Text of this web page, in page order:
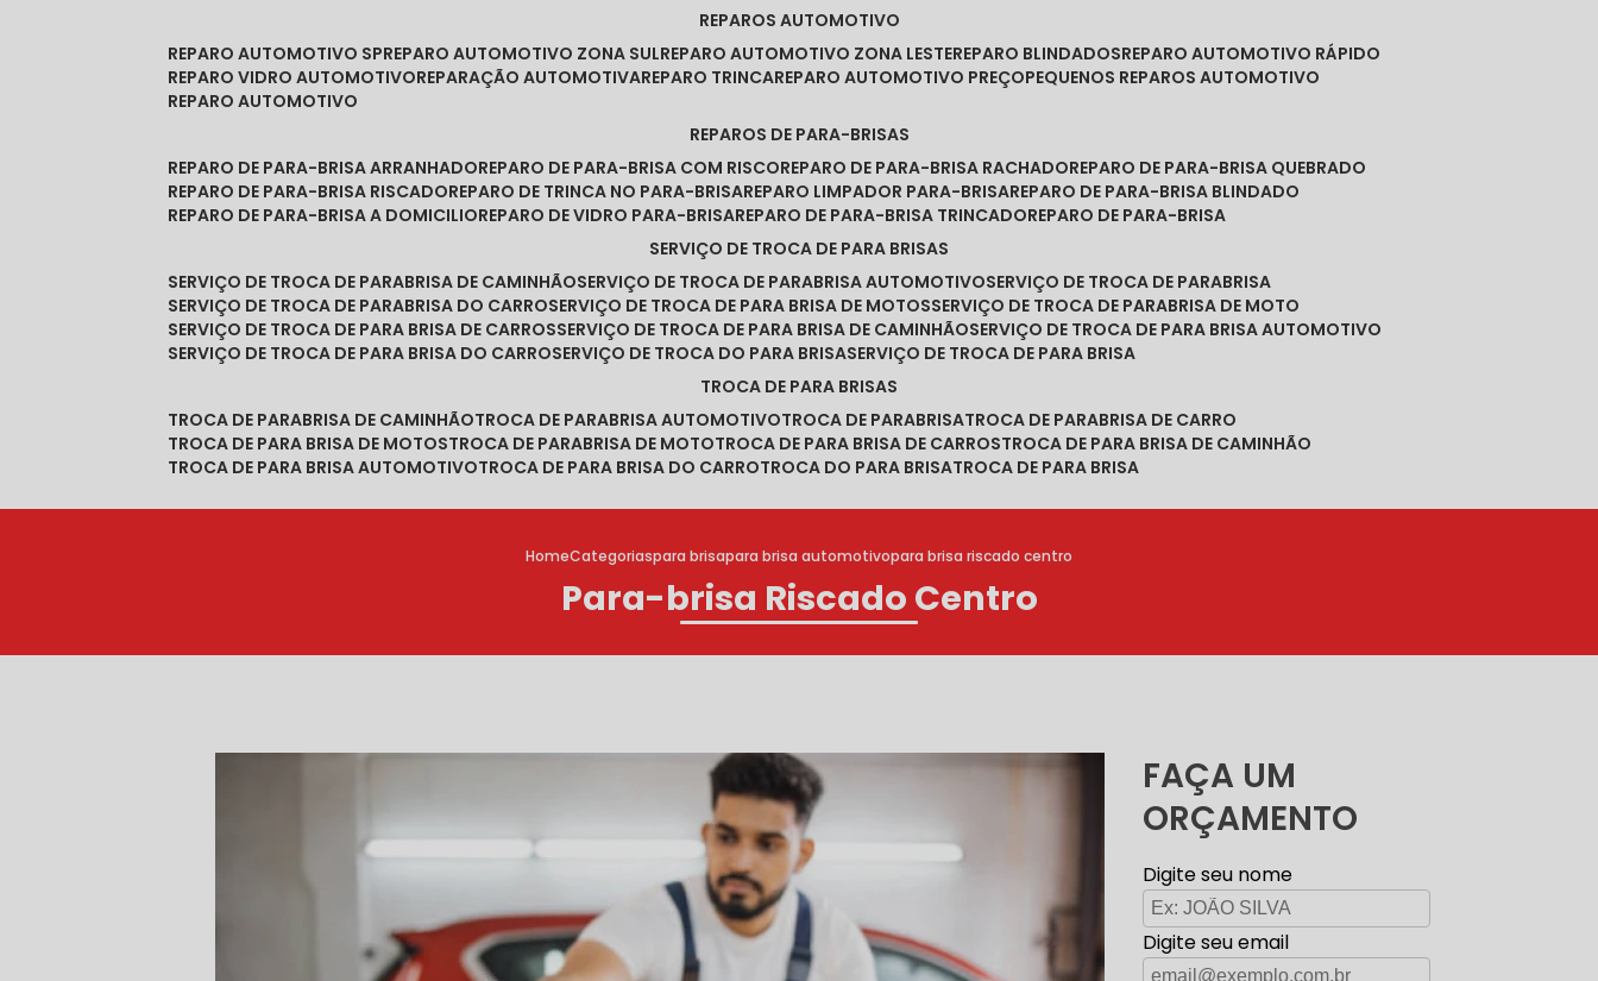
REPAROS AUTOMOTIVO
REPARO AUTOMOTIVO SP REPARO AUTOMOTIVO ZONA SUL REPARO AUTOMOTIVO ZONA LESTE REPARO BLINDADOS REPARO AUTOMOTIVO RÁPIDO
REPARO VIDRO AUTOMOTIVO REPARAÇÃO AUTOMOTIVA REPARO TRINCA REPARO AUTOMOTIVO PREÇO PEQUENOS REPAROS AUTOMOTIVO
REPARO AUTOMOTIVO
REPAROS DE PARA-BRISAS
REPARO DE PARA-BRISA ARRANHADO REPARO DE PARA-BRISA COM RISCO REPARO DE PARA-BRISA RACHADO REPARO DE PARA-BRISA QUEBRADO
REPARO DE PARA-BRISA RISCADO REPARO DE TRINCA NO PARA-BRISA REPARO LIMPADOR PARA-BRISA REPARO DE PARA-BRISA BLINDADO
REPARO DE PARA-BRISA A DOMICILIO REPARO DE VIDRO PARA-BRISA REPARO DE PARA-BRISA TRINCADO REPARO DE PARA-BRISA
SERVIÇO DE TROCA DE PARA BRISAS
SERVIÇO DE TROCA DE PARABRISA DE CAMINHÃO SERVIÇO DE TROCA DE PARABRISA AUTOMOTIVO SERVIÇO DE TROCA DE PARABRISA
SERVIÇO DE TROCA DE PARABRISA DO CARRO SERVIÇO DE TROCA DE PARA BRISA DE MOTOS SERVIÇO DE TROCA DE PARABRISA DE MOTO
SERVIÇO DE TROCA DE PARA BRISA DE CARROS SERVIÇO DE TROCA DE PARA BRISA DE CAMINHÃO SERVIÇO DE TROCA DE PARA BRISA AUTOMOTIVO
SERVIÇO DE TROCA DE PARA BRISA DO CARRO SERVIÇO DE TROCA DO PARA BRISA SERVIÇO DE TROCA DE PARA BRISA
TROCA DE PARA BRISAS
TROCA DE PARABRISA DE CAMINHÃO TROCA DE PARABRISA AUTOMOTIVO TROCA DE PARABRISA TROCA DE PARABRISA DE CARRO
TROCA DE PARA BRISA DE MOTOS TROCA DE PARABRISA DE MOTO TROCA DE PARA BRISA DE CARROS TROCA DE PARA BRISA DE CAMINHÃO
TROCA DE PARA BRISA AUTOMOTIVO TROCA DE PARA BRISA DO CARRO TROCA DO PARA BRISA TROCA DE PARA BRISA
HomeCategoriaspara brisapara brisa automotivopara brisa riscado centro
Para-brisa Riscado Centro
FAÇA UM
ORÇAMENTO
Digite seu nome
Digite seu email